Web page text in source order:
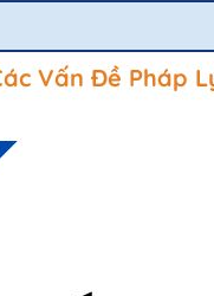
Vấn Đề Pháp